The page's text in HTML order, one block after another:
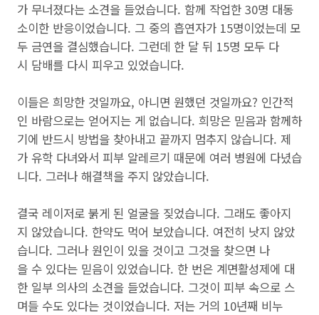
가 무너졌다는 소견을 들었습니다. 함께 작업한 30명 대동
소이한 반응이었습니다. 그 중의 흡연자가 15명이었는데 모
두 금연을 결심했습니다. 그런데 한 달 뒤 15명 모두 다
시 담배를 다시 피우고 있었습니다.
이들은 희망한 것일까요, 아니면 원했던 것일까요? 인간적
인 바람으로는 얻어지는 게 없습니다. 희망은 믿음과 함께하
기에 반드시 방법을 찾아내고 끝까지 멈추지 않습니다. 제
가 유학 다녀와서 피부 알레르기 때문에 여러 병원에 다녔습
니다. 그러나 해결책을 주지 않았습니다.
결국 레이저로 붉게 된 얼굴을 짖었습니다. 그래도 좋아지
지 않았습니다. 한약도 먹어 보았습니다. 여전히 낫지 않았
습니다. 그러나 원인이 있을 것이고 그것을 찾으면 나
을 수 있다는 믿음이 있었습니다. 한 번은 계면활성제에 대
한 일부 의사의 소견을 들었습니다. 그것이 피부 속으로 스
며들 수도 있다는 것이었습니다. 저는 거의 10년째 비누